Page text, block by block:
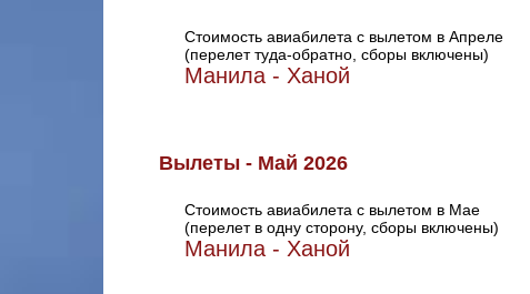
Стоимость авиабилета с вылетом в Апреле
(перелет туда-обратно, сборы включены)
Манила - Ханой
Вылеты - Май 2026
Стоимость авиабилета с вылетом в Мае
(перелет в одну сторону, сборы включены)
Манила - Ханой